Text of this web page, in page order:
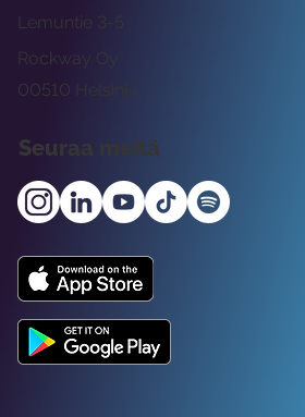
Rockway Oy
Lemuntie 3-5
00510 Helsinki
Seuraa meitä